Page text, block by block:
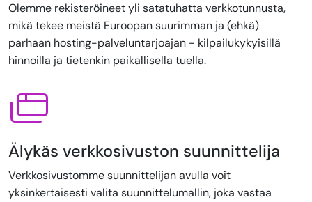
Olemme rekisteröineet yli satatuhatta verkkotunnusta,
mikä tekee meistä Euroopan suurimman ja (ehkä)
parhaan hosting-palveluntarjoajan - kilpailukykyisillä
hinnoilla ja tietenkin paikallisella tuella.
Älykäs verkkosivuston suunnittelija
Verkkosivustomme suunnittelijan avulla voit
yksinkertaisesti valita suunnittelumallin, joka vastaa